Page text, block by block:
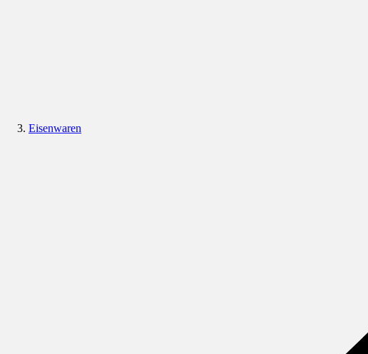
Eisenwaren